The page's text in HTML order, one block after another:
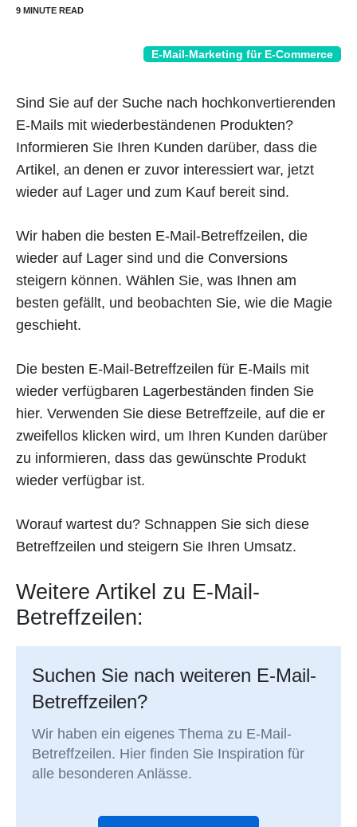
E-Mail-Marketing für E-Commerce
Sind Sie auf der Suche nach hochkonvertierenden
E-Mails mit wiederbeständenen Produkten?
Informieren Sie Ihren Kunden darüber, dass die
Artikel, an denen er zuvor interessiert war, jetzt
wieder auf Lager und zum Kauf bereit sind.
Wir haben die besten E-Mail-Betreffzeilen, die
wieder auf Lager sind und die Conversions
steigern können. Wählen Sie, was Ihnen am
besten gefällt, und beobachten Sie, wie die Magie
geschieht.
Die besten E-Mail-Betreffzeilen für E-Mails mit
wieder verfügbaren Lagerbeständen finden Sie
hier. Verwenden Sie diese Betreffzeile, auf die er
zweifellos klicken wird, um Ihren Kunden darüber
zu informieren, dass das gewünschte Produkt
wieder verfügbar ist.
Worauf wartest du? Schnappen Sie sich diese
Betreffzeilen und steigern Sie Ihren Umsatz.
Weitere Artikel zu E-Mail-
Betreffzeilen:
Suchen Sie nach weiteren E-Mail-
Betreffzeilen?
Wir haben ein eigenes Thema zu E-Mail-
Betreffzeilen. Hier finden Sie Inspiration für
alle besonderen Anlässe.